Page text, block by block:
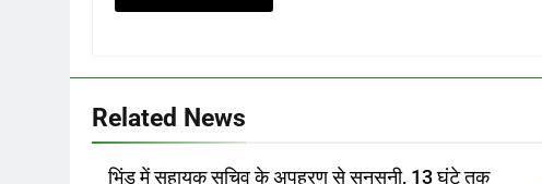
Related News
भिंड में सहायक सचिव के अपहरण से सनसनी, 13 घंटे तक